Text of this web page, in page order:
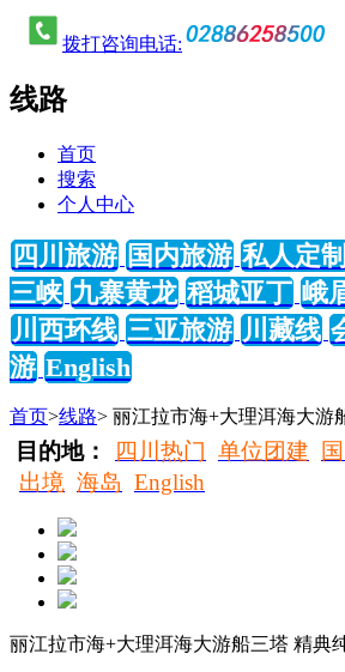
拨打咨询电话:
线路
首页
搜索
个人中心
四川旅游 国内旅游 私人定制
三峡 九寨黄龙 稻城亚丁 峨
川西环线 三亚旅游 川藏线
游 English
首页>线路> 丽江拉市海+大理洱海大游
目的地： 四川热门 单位团建
出境 海岛 English
丽江拉市海+大理洱海大游船三塔 精典